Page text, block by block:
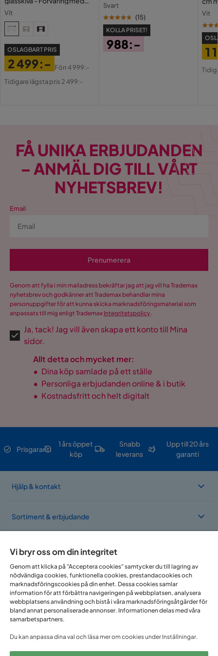
Vit
OSLAGBART PRIS
Pris
2 499:-
Original
Förr4 999:-
Tidigare lägsta pris 2 499:-
Svart
(15)
KOLLA PRISET!
988:-
Vit
1
FÅ UNIKA ERBJUDANDEN
– ANMÄL DIG TILL VÅRT
NYHETSBREV!
Email
Prenumerera
Genom att fylla i min mailadress bekräftar jag att jag vill ha Trademax
nyhetsbrev och godkänner att Trademax behandlar mina
personuppgifter för att kunna skicka marknadsföringsmaterial som
anpassats till mig enligt Trademax Integritetspolicy.
Ja, tack! Jag vill även skapa ett konto till Mina
sidor.
Allt detta och mycket mer:
• Dina köp samlade på ett ställe
• Personliga erbjudanden online & i butik
• Kostnadsfritt och helt digitalt
Prisgaranti
1 års öppet
köp
Snabb
leverans
Upp till 20 års
garanti
Hjälp & kontakt
Sortiment & erbjudande
Om Trademax
Vi finns i flera länder
Vi bryr oss om din integritet
Genom att klicka på "Acceptera cookies" samtycker du till lagring av
nödvändiga cookies, funktionella cookies, prestandacookies och
marknadsföringscookies på din enhet. Dessa cookies samlar
information för att förbättra navigeringen på webbplatsen, analysera
webbplatsens användning och bistå i våra marknadsföringsåtgärder för
bland annat personaliserade annonser. Informationen delas med våra
samarbetspartners.
Du kan anpassa dina val och läsa mer om cookies under Inställningar.